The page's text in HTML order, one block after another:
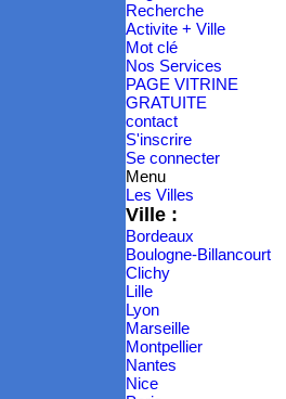
Recherche
Activite + Ville
Mot clé
Nos Services
PAGE VITRINE
GRATUITE
contact
S'inscrire
Se connecter
Menu
Les Villes
Ville :
Bordeaux
Boulogne-Billancourt
Clichy
Lille
Lyon
Marseille
Montpellier
Nantes
Nice